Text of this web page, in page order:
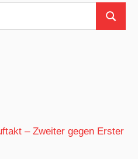
Suchen
– Zweiter gegen Erster